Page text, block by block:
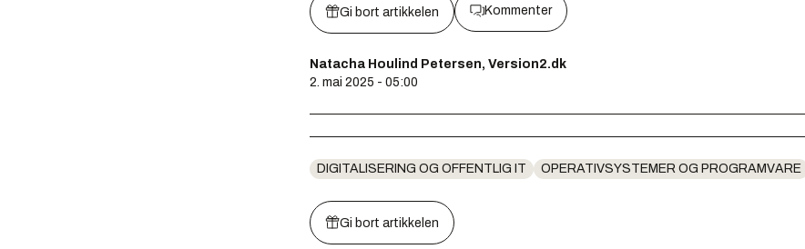
Gi bort artikkelen Kommenter
Natacha Houlind Petersen, Version2.dk
2. mai 2025 - 05:00
DIGITALISERING OG OFFENTLIG IT OPERATIVSYSTEMER OG PROGRAMVARE
Gi bort artikkelen